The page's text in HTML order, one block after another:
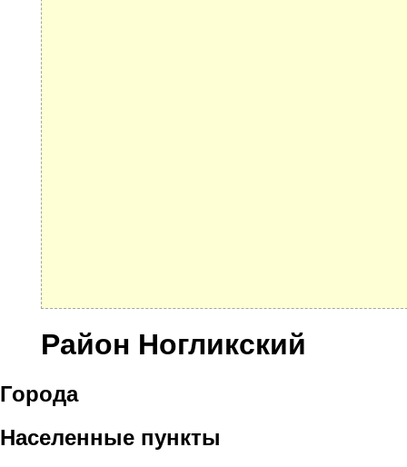
Район Ногликский
Города
Населенные пункты